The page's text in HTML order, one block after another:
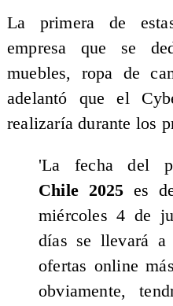
La primera de
empresa que se
muebles, ropa de
adelantó que el
realizaría durante los
'La fecha del
Chile 2025 es
miércoles 4 de
días se llevará a
ofertas online
obviamente,